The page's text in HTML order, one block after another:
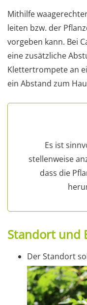
Mithilfe
leiten bzw. der
vorgeben kann. Bei
eine zusätzliche
Klettertrompete an
ein Abstand zum
Es ist
stellenweise
dass die
Standort und
Der Standort